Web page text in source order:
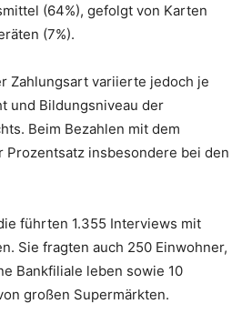
(64%), gefolgt von Karten
(7%).
Zahlungsart variierte jedoch je
und Bildungsniveau der
Beim Bezahlen mit dem
Prozentsatz insbesondere bei den
führten 1.355 Interviews mit
Sie fragten auch 250 Einwohner,
Bankfiliale leben sowie 10
großen Supermärkten.